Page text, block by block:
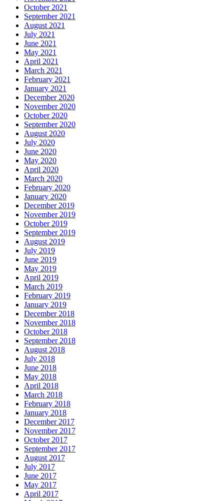
October 2021
September 2021
August 2021
July 2021
June 2021
May 2021
April 2021
March 2021
February 2021
January 2021
December 2020
November 2020
October 2020
September 2020
August 2020
July 2020
June 2020
May 2020
April 2020
March 2020
February 2020
January 2020
December 2019
November 2019
October 2019
September 2019
August 2019
July 2019
June 2019
May 2019
April 2019
March 2019
February 2019
January 2019
December 2018
November 2018
October 2018
September 2018
August 2018
July 2018
June 2018
May 2018
April 2018
March 2018
February 2018
January 2018
December 2017
November 2017
October 2017
September 2017
August 2017
July 2017
June 2017
May 2017
April 2017